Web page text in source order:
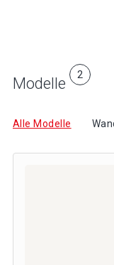
Modelle 2
Alle Modelle